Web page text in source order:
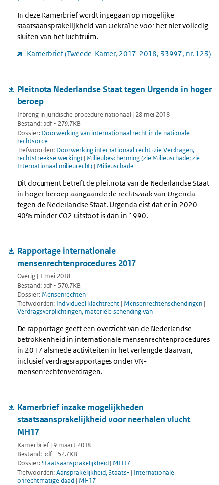
In deze Kamerbrief wordt ingegaan op mogelijke
staatsaansprakelijkheid van Oekraïne voor het niet volledig
sluiten van het luchtruim.
Kamerbrief (Tweede-Kamer, 2017-2018, 33997, nr. 123)
Pleitnota Nederlandse Staat tegen Urgenda in hoger
beroep
Inbreng in juridische procedure nationaal | 28 mei 2018
Bestand: pdf - 279.7KB
Dossier: Doorwerking van internationaal recht in de nationale
rechtsorde
Trefwoorden: Doorwerking internationaal recht (zie Verdragen,
rechtstreekse werking) | Milieubescherming (zie Milieuschade; zie
Internationaal milieurecht) | Milieuschade
Dit document betreft de pleitnota van de Nederlandse Staat
in hoger beroep aangaande de rechtszaak van Urgenda
tegen de Nederlandse Staat. Urgenda eist dat er in 2020
40% minder CO2 uitstoot is dan in 1990.
Rapportage internationale
mensenrechtenprocedures 2017
Overig | 1 mei 2018
Bestand: pdf - 570.7KB
Dossier: Mensenrechten
Trefwoorden: Individueel klachtrecht | Mensenrechtenschendingen |
Verdragsverplichtingen, materiële schending van
De rapportage geeft een overzicht van de Nederlandse
betrokkenheid in internationale mensenrechtenprocedures
in 2017 alsmede activiteiten in het verlengde daarvan,
inclusief verdragsrapportages onder VN-
mensenrechtenverdragen.
Kamerbrief inzake mogelijkheden
staatsaansprakelijkheid voor neerhalen vlucht
MH17
Kamerbrief | 9 maart 2018
Bestand: pdf - 52.7KB
Dossier:Staatsaansprakelijkheid | MH17
Trefwoorden:Aansprakelijkheid, Staats- | Internationale
onrechtmatige daad | MH17